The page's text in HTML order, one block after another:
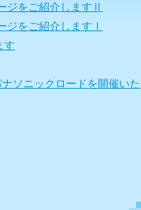
ジをご紹介しますⅡ
ジをご紹介しますⅠ
す
ソニックロードを開催いた